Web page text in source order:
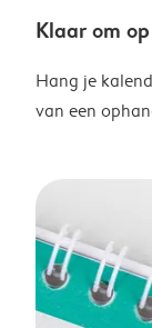
Klaar om
Hang je
van een